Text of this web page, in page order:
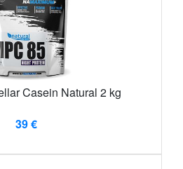
Casein Natural 2 kg
39 €